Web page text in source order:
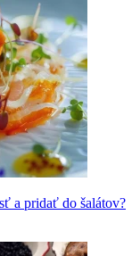
a pridať do šalátov?